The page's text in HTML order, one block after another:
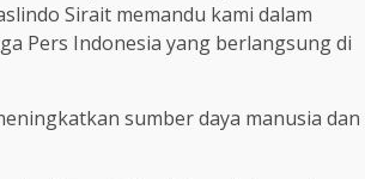
Sirait memandu kami dalam
Pers Indonesia yang berlangsung di
sumber daya manusia dan